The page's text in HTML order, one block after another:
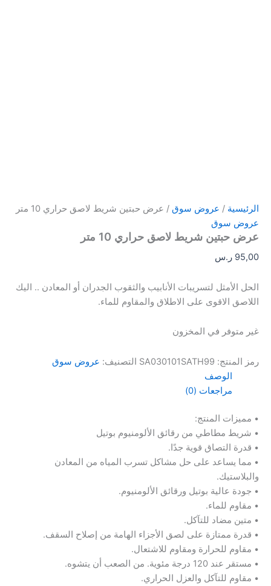
الرئيسية / عروض سوق / عرض حبتين شريط لاصق حراري 10 متر
عروض سوق
عرض حبتين شريط لاصق حراري 10 متر
95,00 ر.س
الحل الأمثل لتسريبات الأنابيب والثقوب الجدران أو المعادن .. اليك
اللاصق الاقوى على الاطلاق والمقاوم للماء.
غير متوفر في المخزون
رمز المنتج: SA030101SATH99 التصنيف: عروض سوق
الوصف
مراجعات (0)
• مميزات المنتج:
• شريط مطاطي من رقائق الألومنيوم بوتيل
• قدرة التصاق قوية جدًا.
• مما يساعد على حل مشاكل تسرب المياه من المعادن
والبلاستيك.
• جودة عالية بوتيل ورقائق الألومنيوم.
• مقاوم للماء.
• متين مضاد للتآكل.
• قدرة ممتازة على لصق الأجزاء الهامة من إصلاح السقف.
• مقاوم للحرارة ومقاوم للاشتعال.
• مستقر عند 120 درجة مئوية. من الصعب أن يتشوه.
• مقاوم للتآكل والعزل الحراري.